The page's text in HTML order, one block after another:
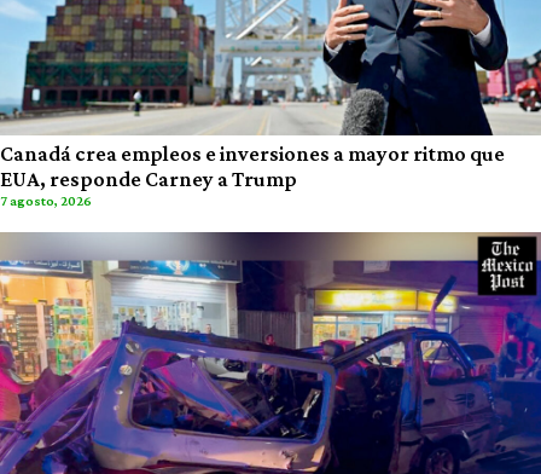
Canadá crea empleos e inversiones a mayor ritmo que
EUA, responde Carney a Trump
7 agosto, 2026